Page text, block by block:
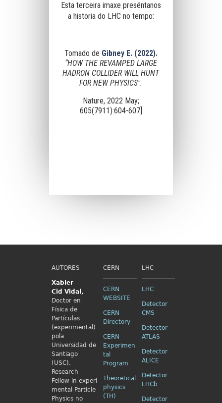
Esta terceira imaxe preséntanos
a historia do LHC no tempo:
Tomado de Gibney E. (2022).
“HOW THE REVAMPED LARGE
HADRON COLLIDER WILL HUNT
FOR NEW PHYSICS".
Nature, 2022 May;
605(7911):604-607]
AUTORES
Xabier
Cid Vidal,
Doctor en
Física de
Partículas
(experimental)
pola
Universidad de
Santiago
(USC).
Research
Fellow in experi
mental Particle
Physics no
CERN
CERN
WEBSITE
CERN
Directory
CERN
Experimen
tal
Program
Theoretical
physics
(TH)
LHC
LHC
Detector
CMS
Detector
ATLAS
Detector
ALICE
Detector
LHCb
Detector